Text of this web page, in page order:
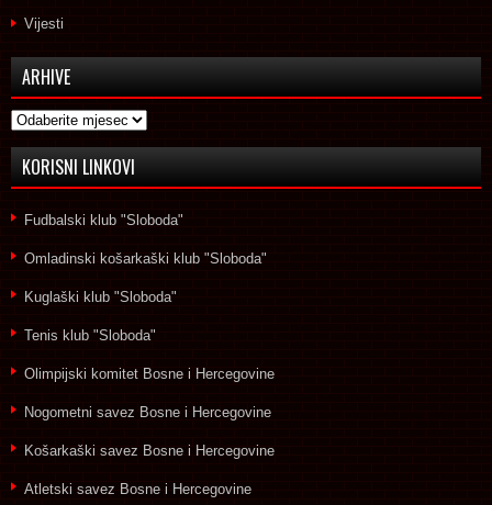
Vijesti
ARHIVE
Arhive
KORISNI LINKOVI
Fudbalski klub "Sloboda"
Omladinski košarkaški klub "Sloboda"
Kuglaški klub "Sloboda"
Tenis klub "Sloboda"
Olimpijski komitet Bosne i Hercegovine
Nogometni savez Bosne i Hercegovine
Košarkaški savez Bosne i Hercegovine
Atletski savez Bosne i Hercegovine